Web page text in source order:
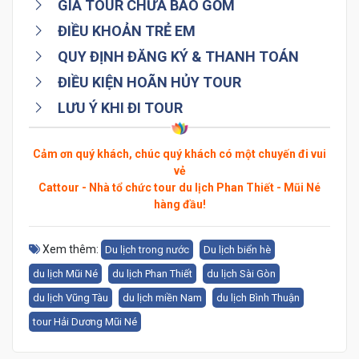
GIÁ TOUR CHƯA BAO GỒM
ĐIỀU KHOẢN TRẺ EM
QUY ĐỊNH ĐĂNG KÝ & THANH TOÁN
ĐIỀU KIỆN HOÃN HỦY TOUR
LƯU Ý KHI ĐI TOUR
Cảm ơn quý khách, chúc quý khách có một chuyến đi vui
vẻ
Cattour - Nhà tổ chức tour du lịch Phan Thiết - Mũi Né
hàng đầu!
Xem thêm: Du lịch trong nước
Du lịch biển hè
du lịch Mũi Né
du lịch Phan Thiết
du lịch Sài Gòn
du lịch Vũng Tàu
du lịch miền Nam
du lịch Bình Thuận
tour Hải Dương Mũi Né